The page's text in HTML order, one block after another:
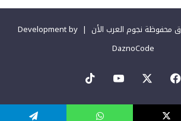
Development by
DaznoCode
فيسبوك ‫YouTube